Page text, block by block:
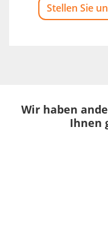
Stellen Sie
Wir haben
Ihnen